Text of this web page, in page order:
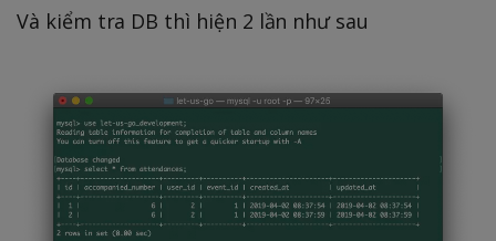
Và kiểm tra DB thì hiện 2 lần như sau